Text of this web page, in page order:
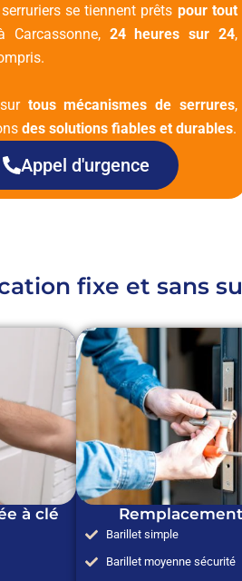
se tiennent prêts pour tout
24 heures sur 24,
tous mécanismes de serrures,
des solutions fiables et durables.
Appel d'urgence
fixe et sans
à clé
Barillet simple
Barillet moyenne sécurité